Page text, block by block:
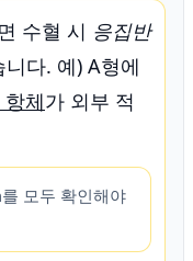
수혈 시 응집반
다. 예) A형에
체가 외부 적
모두 확인해야